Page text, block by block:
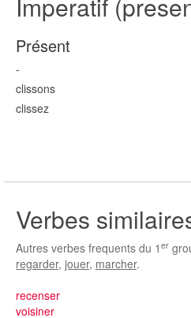
Présent
-
clissons
clissez
Verbes
Autres verbes frequents du 1 er
regarder, jouer, marcher.
recenser
voisiner